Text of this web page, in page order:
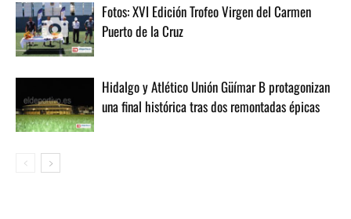
Fotos: XVI Edición Trofeo Virgen del Carmen
Puerto de la Cruz
Hidalgo y Atlético Unión Güímar B protagonizan
una final histórica tras dos remontadas épicas